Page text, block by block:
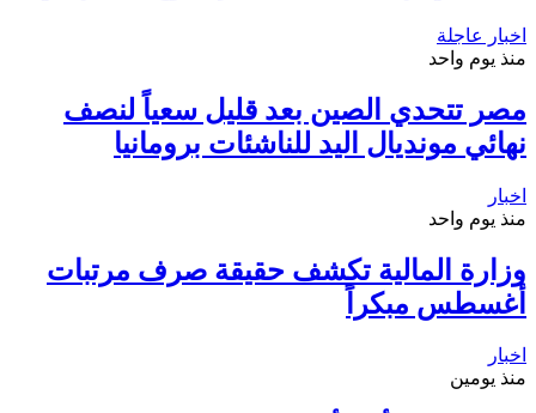
اخبار عاجلة
منذ يوم واحد
مصر تتحدي الصين بعد قليل سعياً لنصف
نهائي مونديال اليد للناشئات برومانيا
اخبار
منذ يوم واحد
وزارة المالية تكشف حقيقة صرف مرتبات
أغسطس مبكراً
اخبار
منذ يومين